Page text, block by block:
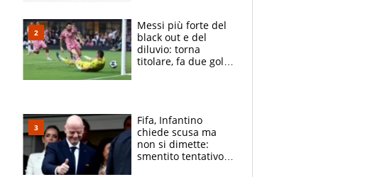
Messi più forte del
black out e del
diluvio: torna
titolare, fa due gol e
Fifa, Infantino
chiede scusa ma
non si dimette:
smentito tentativo di